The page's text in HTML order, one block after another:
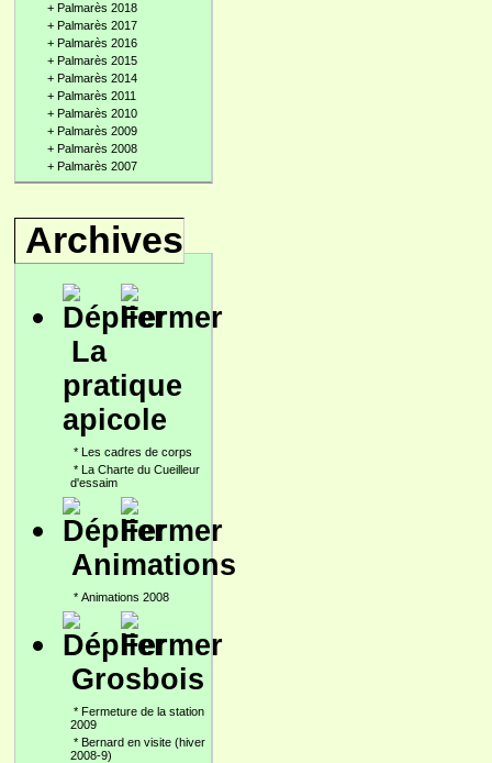
+ Palmarès 2018
+ Palmarès 2017
+ Palmarès 2016
+ Palmarès 2015
+ Palmarès 2014
+ Palmarès 2011
+ Palmarès 2010
+ Palmarès 2009
+ Palmarès 2008
+ Palmarès 2007
Archives
La
pratique
apicole
* Les cadres de corps
* La Charte du Cueilleur
d'essaim
Animations
* Animations 2008
Grosbois
* Fermeture de la station
2009
* Bernard en visite (hiver
2008-9)